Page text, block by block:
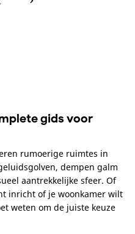
gids voor
rumoerige ruimtes in
dempen galm
aantrekkelijke sfeer. Of
inricht of je woonkamer wilt
weten om de juiste keuze